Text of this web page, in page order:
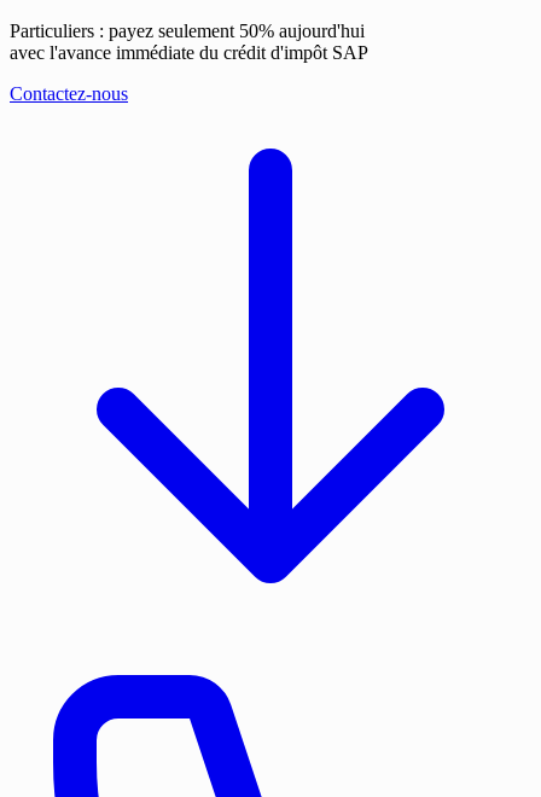
Particuliers : payez seulement 50% aujourd'hui
avec l'avance immédiate du crédit d'impôt SAP
Contactez-nous